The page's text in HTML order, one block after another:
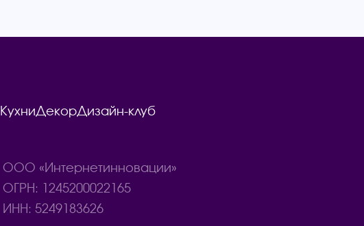
КухниДекорДизайн-клуб
ООО «Интернетинновации»
ОГРН: 1245200022165
ИНН: 5249183626